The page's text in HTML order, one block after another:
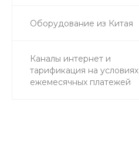
Оборудование из Китая
Каналы интернет и
тарификация на условиях
ежемесячных платежей